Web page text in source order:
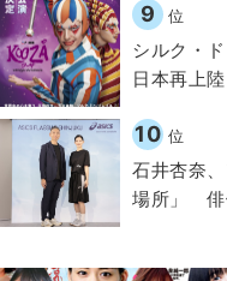
9 位
シルク・
日本再上
10 位
石井杏奈
場所」 俳